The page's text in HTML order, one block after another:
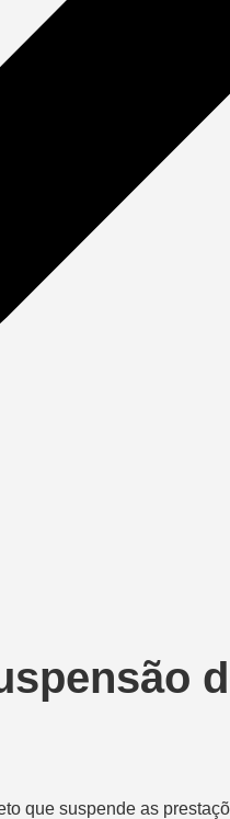
que suspende as